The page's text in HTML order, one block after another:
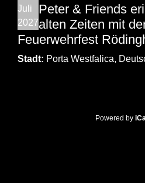
Juli
2027
Peter & Friends
alten Zeiten mit
Feuerwehrfest
Stadt: Porta Westfalica,
Powered by